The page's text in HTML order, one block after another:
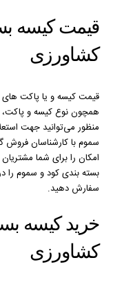
قیمت کیسه
کشاورزی
قیمت کیسه و یا پاکت های
همچون نوع کیسه و پاکت،
منظور می‌توانید جهت
سموم با کارشناسان فروش
امکان را برای شما
بسته بندی کود و سموم را
سفارش دهید.
خرید کیسه
کشاورزی